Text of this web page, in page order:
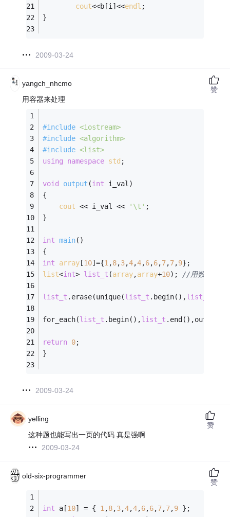
cout<<b[i]<<endl ;
}
2009-03-24
yangch_nhcmo
用容器来处理
#include <iostream>
#include <algorithm>
#include <list>
using
namespace std ;
void output (int i_val)
{
cout << i_val << '\t' ;
}
int main()
{
int
array[10]={1 ,8,3,4,4,6,6,7,7,9};
list<int> list_t (array,array+10) ; //用数组来
list_t .erase(unique(list_t .begin(),list_t
for_each(list_t .begin(),list_t
return 0;
}
2009-03-24
赞
yelling
这种题也能写出一页的代码 真是强啊
2009-03-24
赞
old-six-programmer
int a[10] = { 1 ,8,3,4,4,6,6,7,7,9 };
赞